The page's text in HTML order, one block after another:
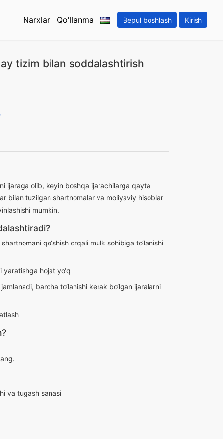
Narxlar Qo'llanma Bepul boshlash Kirish
tizim bilan soddalashtirish
ijaraga olib, keyin boshqa ijarachilarga qayta
bilan tuzilgan shartnomalar va moliyaviy hisoblar
mumkin.
qo‘shish orqali mulk sohibiga to‘lanishi
yaratishga hojat yo‘q
barcha to‘lanishi kerak bo‘lgan ijaralarni
va tugash sanasi